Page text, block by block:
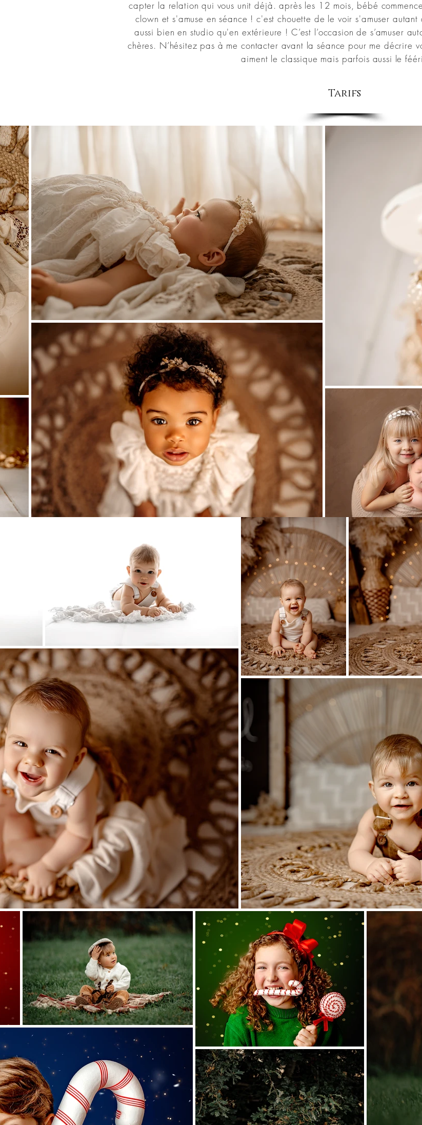
capter la relation qui vous unit déjà. après les 12 mois, bébé
clown et s'amuse en séance ! c'est chouette de le voir s'amuser
aussi bien en studio qu'en extérieure ! C’est l’occasion de s’amuser
chères. N’hésitez pas à me contacter avant la séance pour me décrire
aiment le classique mais parfois aussi le
Tarifs